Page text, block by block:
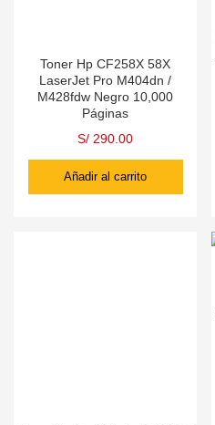
Toner Hp CF258X 58X
LaserJet Pro M404dn /
M428fdw Negro 10,000
Páginas
S/ 290.00
Añadir al carrito